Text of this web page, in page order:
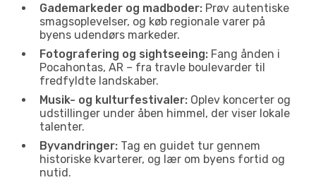
Gademarkeder og madboder: Prøv autentiske
smagsoplevelser, og køb regionale varer på
byens udendørs markeder.
Fotografering og sightseeing: Fang ånden i
Pocahontas, AR – fra travle boulevarder til
fredfyldte landskaber.
Musik- og kulturfestivaler: Oplev koncerter og
udstillinger under åben himmel, der viser lokale
talenter.
Byvandringer: Tag en guidet tur gennem
historiske kvarterer, og lær om byens fortid og
nutid.